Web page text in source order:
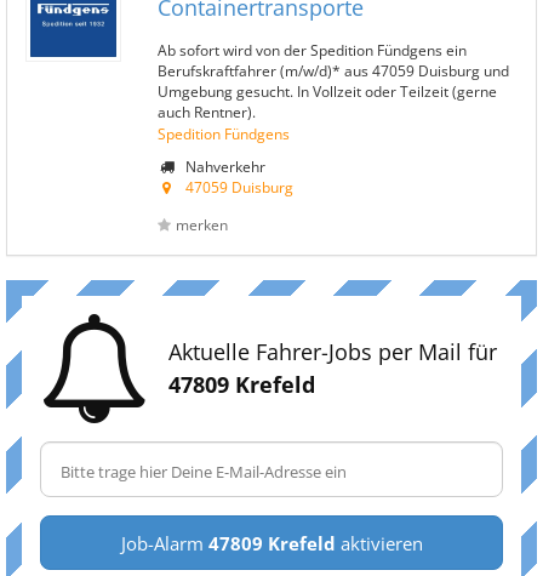
Containertransporte
Ab sofort wird von der Spedition Fündgens ein
Berufskraftfahrer (m/w/d)* aus 47059 Duisburg und
Umgebung gesucht. In Vollzeit oder Teilzeit (gerne
auch Rentner).
Spedition Fündgens
Nahverkehr
47059 Duisburg
merken
Aktuelle Fahrer-Jobs per Mail für
47809 Krefeld
Job-Alarm 47809 Krefeld aktivieren